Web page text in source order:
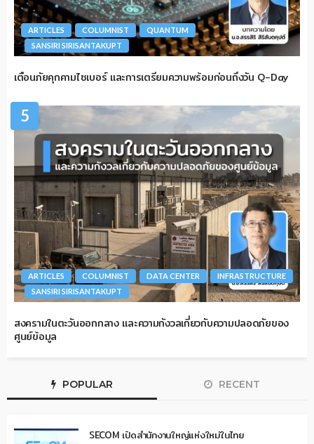
ARTICLES COLUMNIST
QUANTUM
SANSIRI SIRISANTAKUPT
เตือนภัยคุกคามไซเบอร์ และการเตรียมความพร้อมก่อนถึงวัน Q-Day
5
ARTICLES COLUMNIST DATA CENTER
INFRASTRUCTURE
SANSIRI SIRISANTAKUPT
สงครามในตะวันออกกลาง และความกังวลเกี่ยวกับความปลอดภัยของ
ศูนย์ข้อมูล
POPULAR RECENT
SECOM เปิดสำนักงานใหญ่แห่งใหม่ในไทย